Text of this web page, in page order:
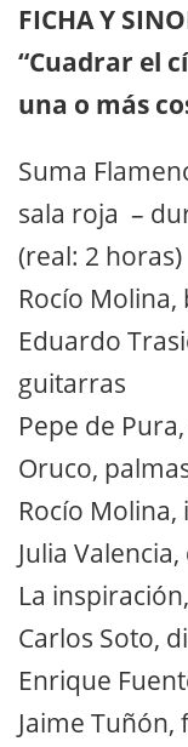
FICHA Y
“Cuadrar el
una o más
Suma
sala roja –
(real: 2 horas)
Rocío Molina,
Eduardo
guitarras
Pepe de
Oruco,
Rocío
Julia
La
Carlos Soto,
Enrique
Jaime